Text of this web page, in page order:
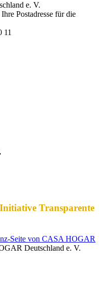
e. V.
Postadresse für die
11
Transparente
Deutschland e. V.